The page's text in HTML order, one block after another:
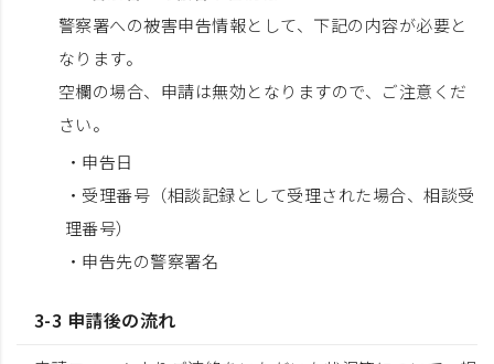
警察署への被害申告情報として、下記の内容が必要と
なります。
空欄の場合、申請は無効となりますので、ご注意くだ
さい。
・申告日
・受理番号（相談記録として受理された場合、相談受
理番号）
・申告先の警察署名
3-3 申請後の流れ